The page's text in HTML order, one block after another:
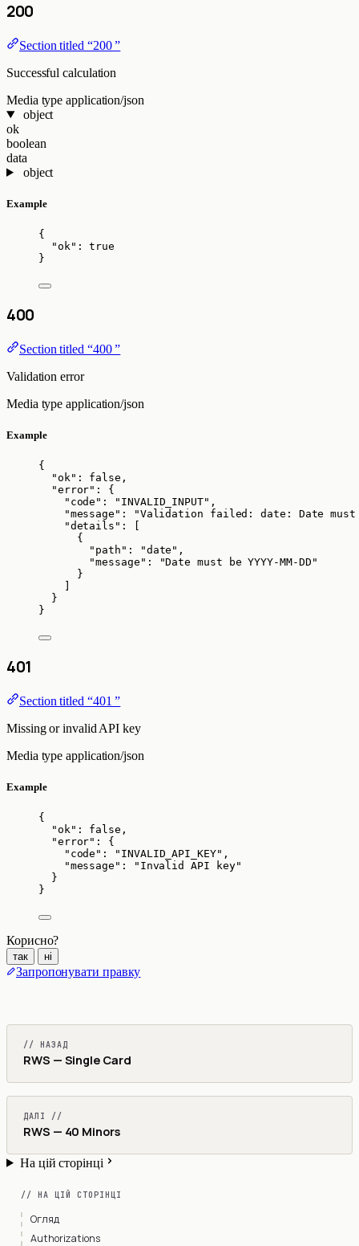
200
Section titled “200 ”
Successful calculation
Media type application/json
object
ok
boolean
data
object
Example
{
"ok" : true
}
400
Section titled “400 ”
Validation error
Media type application/json
Example
{
"ok" : false ,
"error" : {
"code" : " INVALID_INPUT" ,
"message" : "Validation failed: date: Date must be
"details" : [
{
"path" : "date " ,
"message" : "Date must be YYYY-MM-DD "
}
}
}
401
Section titled “401 ”
Missing or invalid API key
Media type application/json
Example
{
"ok" : false ,
"error" : {
"code" : " INVALID_API_KEY" ,
"message" : " Invalid API key"
}
}
Корисно?
так ні
Запропонувати правку
// НАЗАД
RWS — Single Card
ДАЛІ //
RWS — 40 Minors
На цій сторінці
// НА ЦІЙ СТОРІНЦІ
Огляд
Authorizations